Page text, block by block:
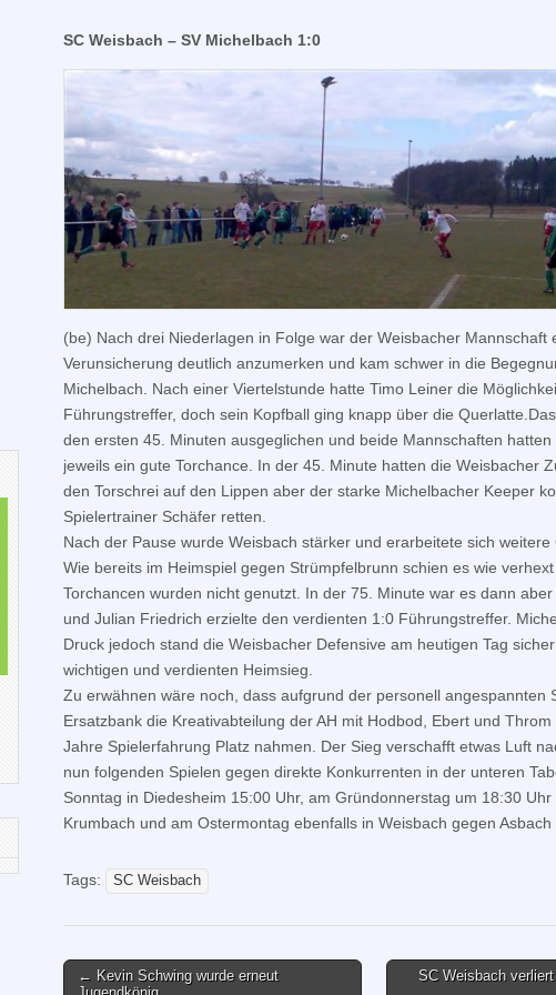
erringt
Rumpfmannschaft
wichtigen
Sieg
SC Weisbach – SV Michelbach 1:0
(be) Nach drei Niederlagen in Folge war der Weisbacher Mannschaft
Verunsicherung deutlich anzumerken und kam schwer in die
Michelbach. Nach einer Viertelstunde hatte Timo Leiner die
Führungstreffer, doch sein Kopfball ging knapp über die
den ersten 45. Minuten ausgeglichen und beide Mannschaften
jeweils ein gute Torchance. In der 45. Minute hatten die Weisbacher
den Torschrei auf den Lippen aber der starke Michelbacher Keeper
Spielertrainer Schäfer retten.
Nach der Pause wurde Weisbach stärker und erarbeitete sich weitere
Wie bereits im Heimspiel gegen Strümpfelbrunn schien es wie
Torchancen wurden nicht genutzt. In der 75. Minute war es dann
und Julian Friedrich erzielte den verdienten 1:0 Führungstreffer.
Druck jedoch stand die Weisbacher Defensive am heutigen Tag
wichtigen und verdienten Heimsieg.
Zu erwähnen wäre noch, dass aufgrund der personell angespannten
Ersatzbank die Kreativabteilung der AH mit Hodbod, Ebert und Throm
Jahre Spielerfahrung Platz nahmen. Der Sieg verschafft etwas Luft
nun folgenden Spielen gegen direkte Konkurrenten in der unteren
Sonntag in Diedesheim 15:00 Uhr, am Gründonnerstag um 18:30 Uhr
Krumbach und am Ostermontag ebenfalls in Weisbach gegen Asbach
Tags: SC Weisbach
Post
← Kevin Schwing wurde erneut
SC Weisbach